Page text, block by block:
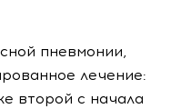
пневмонии,
лечение:
второй с начала